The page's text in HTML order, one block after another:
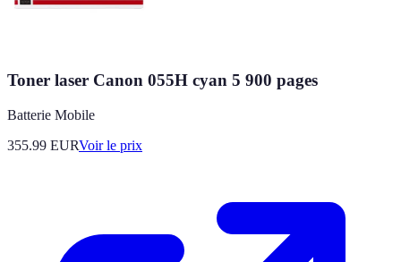
Toner laser Canon 055H cyan 5 900 pages
Batterie Mobile
355.99 EURVoir le prix